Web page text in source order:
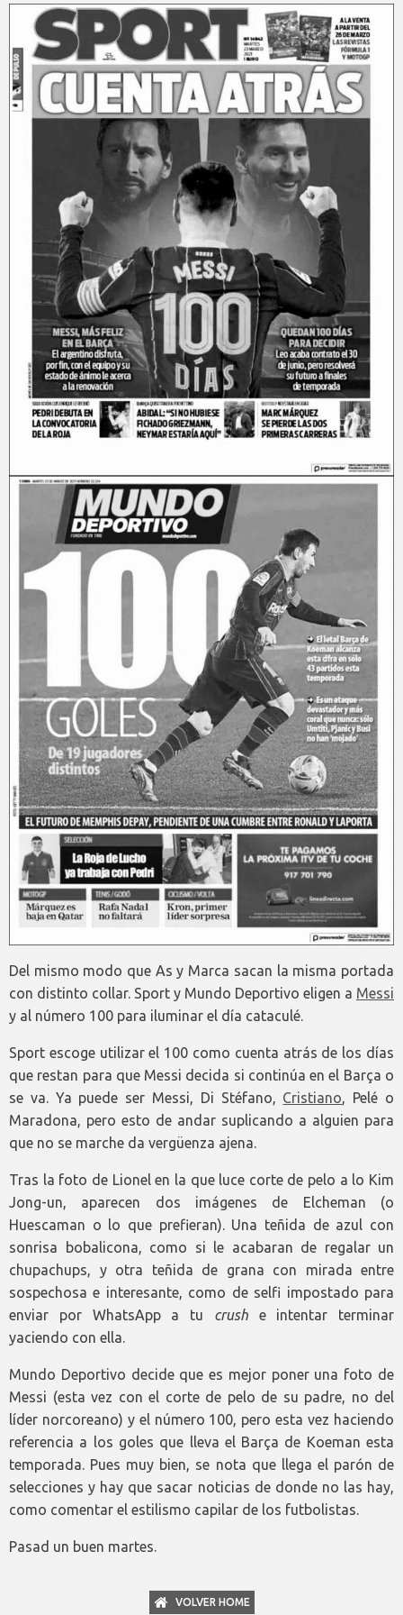
Del mismo modo que As y Marca sacan la misma portada
con distinto collar. Sport y Mundo Deportivo eligen a Messi
y al número 100 para iluminar el día cataculé.
Sport escoge utilizar el 100 como cuenta atrás de los días
que restan para que Messi decida si continúa en el Barça o
se va. Ya puede ser Messi, Di Stéfano, Cristiano, Pelé o
Maradona, pero esto de andar suplicando a alguien para
que no se marche da vergüenza ajena.
Tras la foto de Lionel en la que luce corte de pelo a lo Kim
Jong-un, aparecen dos imágenes de Elcheman (o
Huescaman o lo que prefieran). Una teñida de azul con
sonrisa bobalicona, como si le acabaran de regalar un
chupachups, y otra teñida de grana con mirada entre
sospechosa e interesante, como de selfi impostado para
enviar por WhatsApp a tu crushe intentar terminar
yaciendo con ella.
Mundo Deportivo decide que es mejor poner una foto de
Messi (esta vez con el corte de pelo de su padre, no del
líder norcoreano) y el número 100, pero esta vez haciendo
referencia a los goles que lleva el Barça de Koeman esta
temporada. Pues muy bien, se nota que llega el parón de
selecciones y hay que sacar noticias de donde no las hay,
como comentar el estilismo capilar de los futbolistas.
Pasad un buen martes.
VOLVER HOME